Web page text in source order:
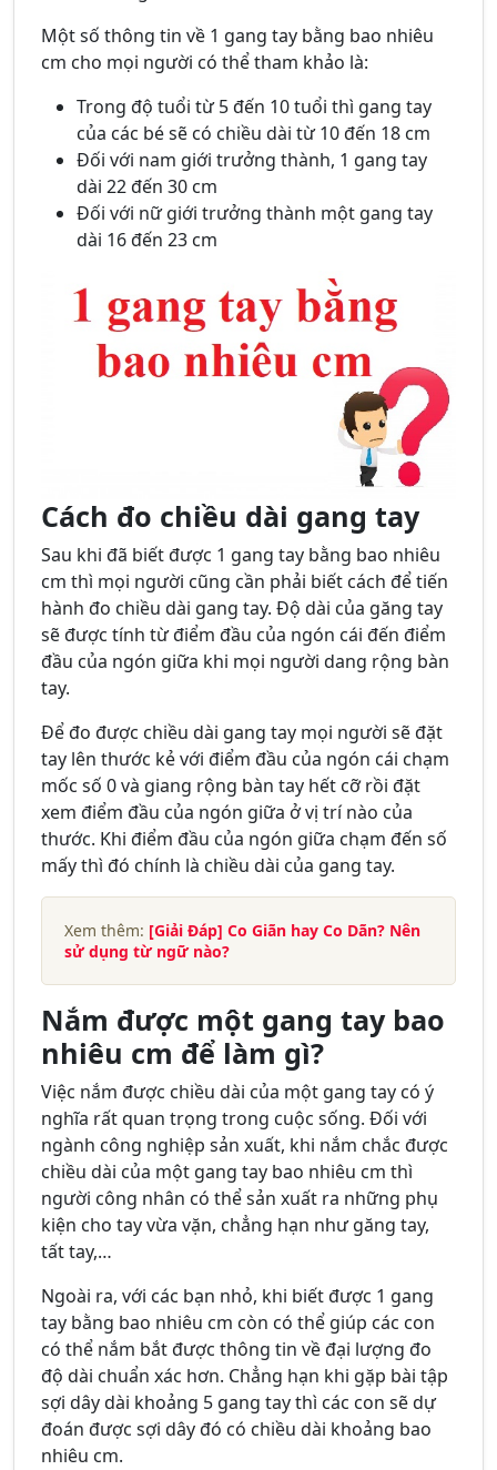
Một số thông tin về 1 gang tay bằng bao nhiêu
cm cho mọi người có thể tham khảo là:
Trong độ tuổi từ 5 đến 10 tuổi thì gang tay
của các bé sẽ có chiều dài từ 10 đến 18 cm
Đối với nam giới trưởng thành, 1 gang tay
dài 22 đến 30 cm
Đối với nữ giới trưởng thành một gang tay
dài 16 đến 23 cm
Cách đo chiều dài gang tay
Sau khi đã biết được 1 gang tay bằng bao nhiêu
cm thì mọi người cũng cần phải biết cách để tiến
hành đo chiều dài gang tay. Độ dài của găng tay
sẽ được tính từ điểm đầu của ngón cái đến điểm
đầu của ngón giữa khi mọi người dang rộng bàn
tay.
Để đo được chiều dài gang tay mọi người sẽ đặt
tay lên thước kẻ với điểm đầu của ngón cái chạm
mốc số 0 và giang rộng bàn tay hết cỡ rồi đặt
xem điểm đầu của ngón giữa ở vị trí nào của
thước. Khi điểm đầu của ngón giữa chạm đến số
mấy thì đó chính là chiều dài của gang tay.
Xem thêm: [Giải Đáp] Co Giãn hay Co Dãn? Nên
sử dụng từ ngữ nào?
Nắm được một gang tay bao
nhiêu cm để làm gì?
Việc nắm được chiều dài của một gang tay có ý
nghĩa rất quan trọng trong cuộc sống. Đối với
ngành công nghiệp sản xuất, khi nắm chắc được
chiều dài của một gang tay bao nhiêu cm thì
người công nhân có thể sản xuất ra những phụ
kiện cho tay vừa vặn, chẳng hạn như găng tay,
tất tay,…
Ngoài ra, với các bạn nhỏ, khi biết được 1 gang
tay bằng bao nhiêu cm còn có thể giúp các con
có thể nắm bắt được thông tin về đại lượng đo
độ dài chuẩn xác hơn. Chẳng hạn khi gặp bài tập
sợi dây dài khoảng 5 gang tay thì các con sẽ dự
đoán được sợi dây đó có chiều dài khoảng bao
nhiêu cm.